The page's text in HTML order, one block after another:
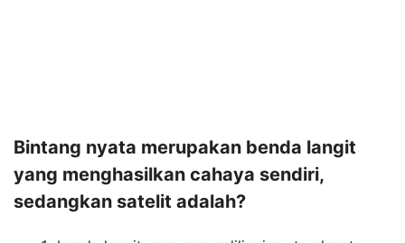
Bintang nyata merupakan benda langit
yang menghasilkan cahaya sendiri,
sedangkan satelit adalah?